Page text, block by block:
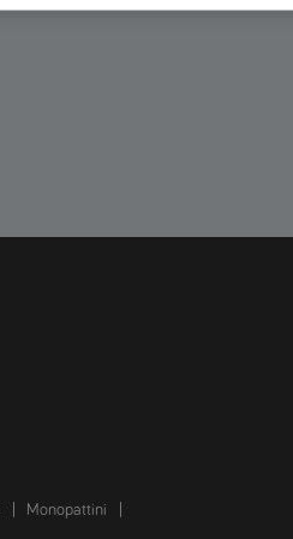
Monopattini